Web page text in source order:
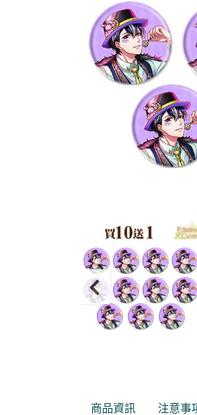
商品資訊 注意事